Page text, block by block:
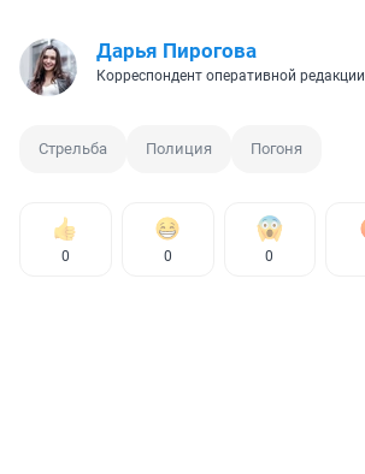
Дарья Пирогова
Корреспондент оперативной редакции
Стрельба Полиция Погоня
0 0 0